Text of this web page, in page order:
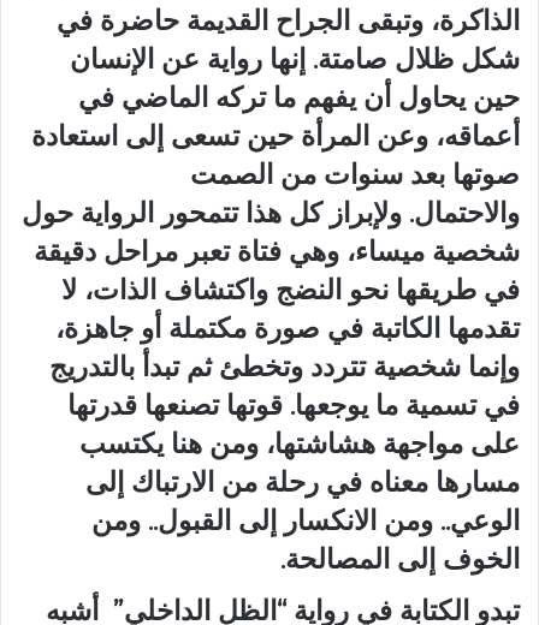
الذاكرة، وتبقى الجراح القديمة حاضرة في
شكل ظلال صامتة. إنها رواية عن الإنسان
حين يحاول أن يفهم ما تركه الماضي في
أعماقه، وعن المرأة حين تسعى إلى استعادة
صوتها بعد سنوات من الصمت
والاحتمال. ولإبراز كل هذا تتمحور الرواية حول
شخصية ميساء، وهي فتاة تعبر مراحل دقيقة
في طريقها نحو النضج واكتشاف الذات، لا
تقدمها الكاتبة في صورة مكتملة أو جاهزة،
وإنما شخصية تتردد وتخطئ ثم تبدأ بالتدريج
في تسمية ما يوجعها. قوتها تصنعها قدرتها
على مواجهة هشاشتها، ومن هنا يكتسب
مسارها معناه في رحلة من الارتباك إلى
الوعي.. ومن الانكسار إلى القبول.. ومن
الخوف إلى المصالحة.
تبدو الكتابة في رواية “الظل الداخلي” أشبه